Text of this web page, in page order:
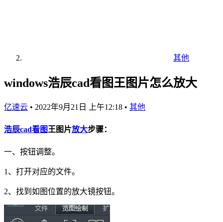
其他
windows浩辰cad看图王图片怎么放大
亿速云 • 2022年9月21日 上午12:18 • 其他
浩辰cad看图 王图片放大步骤：
一、按钮调整。
1、打开对应的文件。
2、找到如图位置的放大镜按钮。